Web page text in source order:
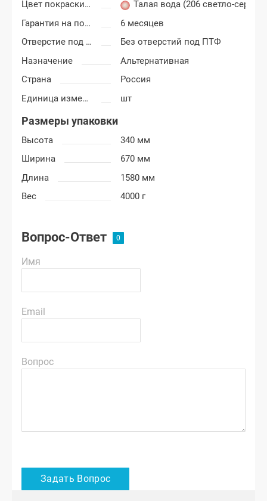
Цвет покраски ВАЗ 2113, 2114, 2115
Талая вода (206 светло-серый)
Гарантия на покраску
6 месяцев
Отверстие под ПТФ
Без отверстий под ПТФ
Назначение
Альтернативная
Страна
Россия
Единица измерения
шт
Размеры упаковки
Высота
340 мм
Ширина
670 мм
Длина
1580 мм
Вес
4000 г
Вопрос-Ответ
Имя
Email
Вопрос